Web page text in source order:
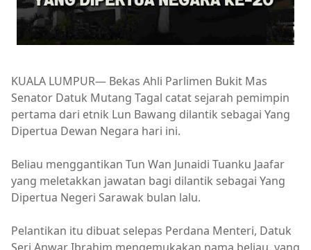
KUALA LUMPUR— Bekas Ahli Parlimen Bukit Mas
Senator Datuk Mutang Tagal catat sejarah pemimpin
pertama dari etnik Lun Bawang dilantik sebagai Yang
Dipertua Dewan Negara hari ini.
Beliau menggantikan Tun Wan Junaidi Tuanku Jaafar
yang meletakkan jawatan bagi dilantik sebagai Yang
Dipertua Negeri Sarawak bulan lalu.
Pelantikan itu dibuat selepas Perdana Menteri, Datuk